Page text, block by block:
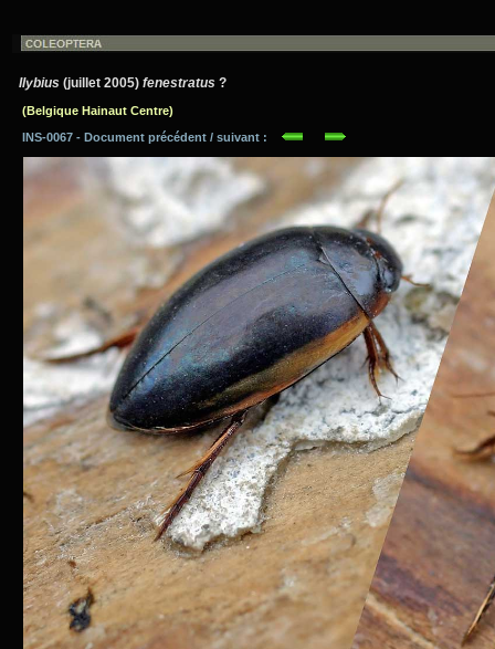
Ilybius (juillet 2005) fenestratus ?
(Belgique Hainaut Centre)
INS-0067 - Document précédent / suivant :